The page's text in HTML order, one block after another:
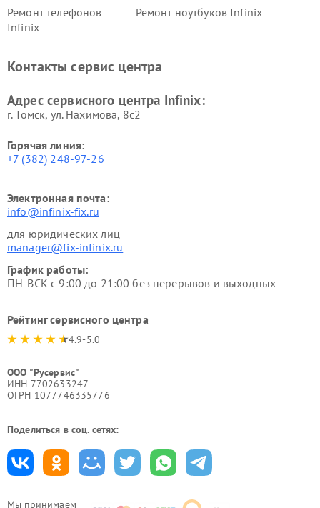
Мы принимаем
Ремонт телефонов
Infinix
Ремонт ноутбуков Infinix
Контакты сервис центра
Адрес сервисного центра Infinix:
г. Томск, ул. Нахимова, 8с2
Горячая линия:
+7 (382) 248-97-26
Электронная почта:
info@infinix-fix.ru
для юридических лиц
manager@fix-infinix.ru
График работы:
ПН-ВСК с 9:00 до 21:00 без перерывов и выходных
Рейтинг сервисного центра
4.9-5.0
ООО "Русервис"
ИНН 7702633247
ОГРН 1077746335776
Поделиться в соц. сетях: